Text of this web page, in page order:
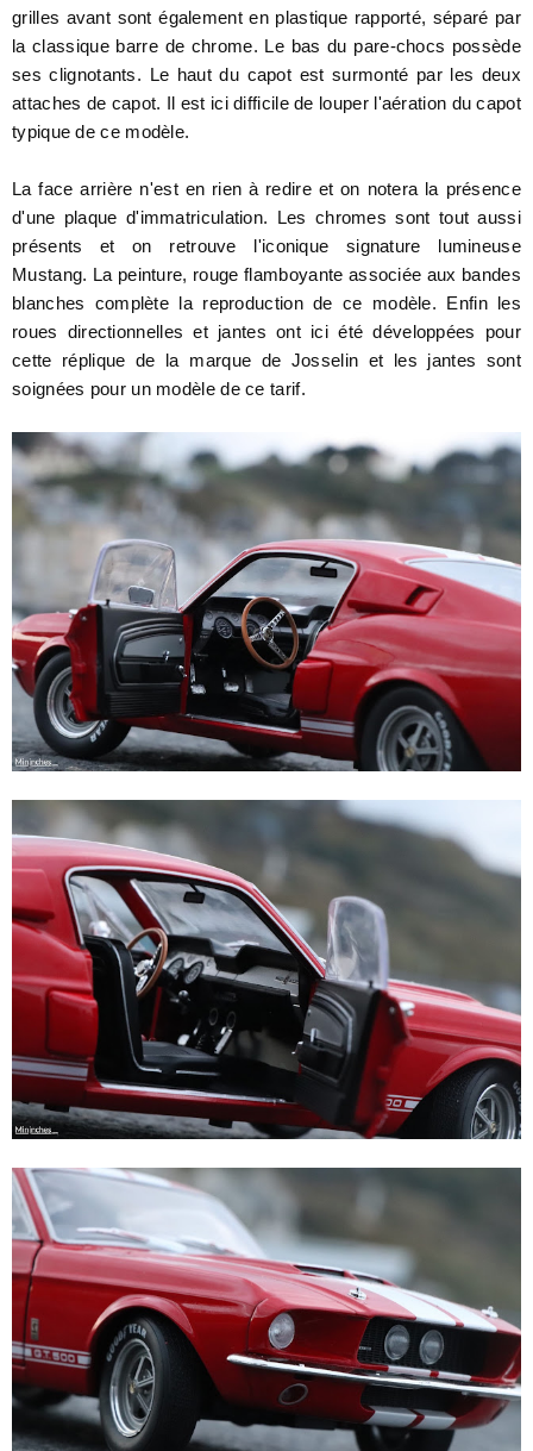
grilles avant sont également en plastique rapporté, séparé par
la classique barre de chrome. Le bas du pare-chocs possède
ses clignotants. Le haut du capot est surmonté par les deux
attaches de capot. Il est ici difficile de louper l'aération du capot
typique de ce modèle.
La face arrière n'est en rien à redire et on notera la présence
d'une plaque d'immatriculation. Les chromes sont tout aussi
présents et on retrouve l'iconique signature lumineuse
Mustang. La peinture, rouge flamboyante associée aux bandes
blanches complète la reproduction de ce modèle. Enfin les
roues directionnelles et jantes ont ici été développées pour
cette réplique de la marque de Josselin et les jantes sont
soignées pour un modèle de ce tarif.